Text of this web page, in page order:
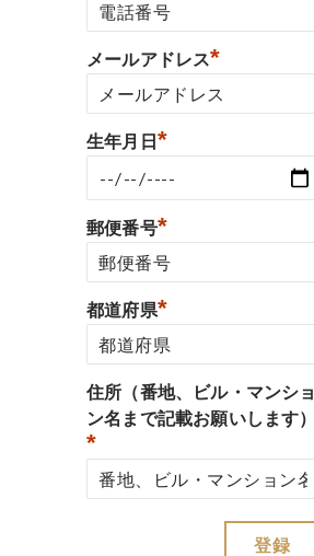
メールアドレス*
生年月日 *
郵便番号*
都道府県*
住所（番地、ビル・マンショ
ン名まで記載お願いします）
*